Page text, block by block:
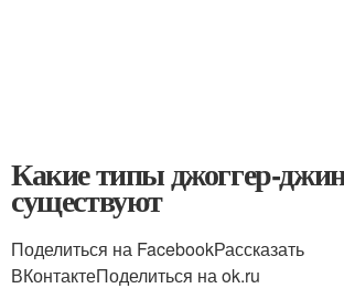
Какие типы джоггер-
существуют
Поделиться на FacebookРассказать
ВКонтактеПоделиться на ok.ru